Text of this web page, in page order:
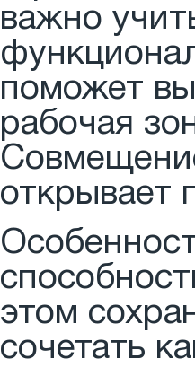
важно
поможет
рабочая
открывает
этом
сочетать